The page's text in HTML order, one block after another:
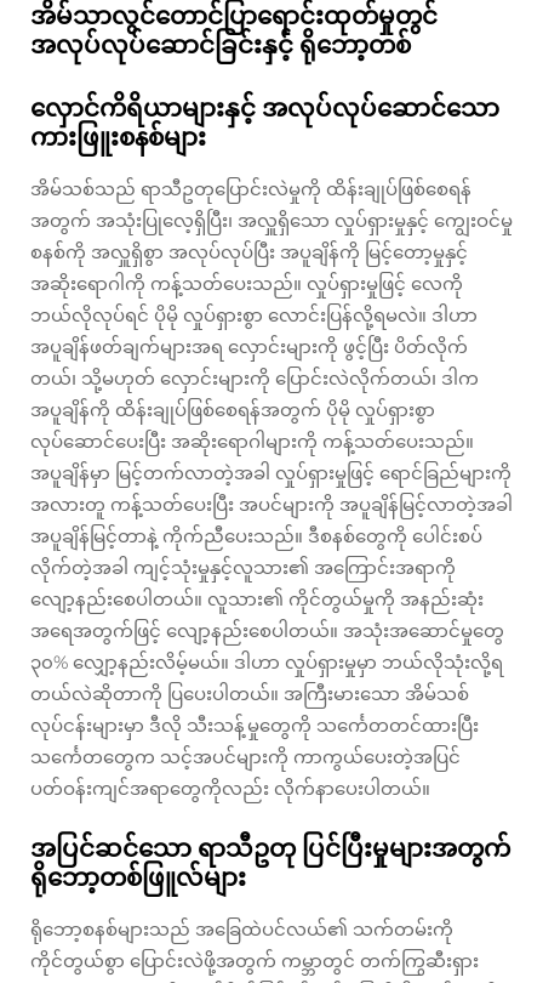
အိမ်သာလွင်တောင်ပြာရောင်းထုတ်မှုတွင်
အလုပ်လုပ်ဆောင်ခြင်းနှင့် ရိုဘော့တစ်
လှောင်ကိရိယာများနှင့် အလုပ်လုပ်ဆောင်သော
ကားဖြူးစနစ်များ
အိမ်သစ်သည် ရာသီဥတုပြောင်းလဲမှုကို ထိန်းချုပ်ဖြစ်စေရန်
အတွက် အသုံးပြုလေ့ရှိပြီး၊ အလှူရှိသော လှုပ်ရှားမှုနှင့် ကျွေးဝင်မှု
စနစ်ကို အလှူရှိစွာ အလုပ်လုပ်ပြီး အပူချိန်ကို မြင့်တော့မှုနှင့်
အဆိုးရောဂါကို ကန့်သတ်ပေးသည်။ လှုပ်ရှားမှုဖြင့် လေကို
ဘယ်လိုလုပ်ရင် ပိုမို လှုပ်ရှားစွာ လောင်းပြန်လို့ရမလဲ။ ဒါဟာ
အပူချိန်ဖတ်ချက်များအရ လှောင်းများကို ဖွင့်ပြီး ပိတ်လိုက်
တယ်၊ သို့မဟုတ် လှောင်းများကို ပြောင်းလဲလိုက်တယ်၊ ဒါက
အပူချိန်ကို ထိန်းချုပ်ဖြစ်စေရန်အတွက် ပိုမို လှုပ်ရှားစွာ
လုပ်ဆောင်ပေးပြီး အဆိုးရောဂါများကို ကန့်သတ်ပေးသည်။
အပူချိန်မှာ မြင့်တက်လာတဲ့အခါ လှုပ်ရှားမှုဖြင့် ရောင်ခြည်များကို
အလားတူ ကန့်သတ်ပေးပြီး အပင်များကို အပူချိန်မြင့်လာတဲ့အခါ
အပူချိန်မြင့်တာနဲ့ ကိုက်ညီပေးသည်။ ဒီစနစ်တွေကို ပေါင်းစပ်
လိုက်တဲ့အခါ ကျင့်သုံးမှုနှင့်လူသား၏ အကြောင်းအရာကို
လျော့နည်းစေပါတယ်။ လူသား၏ ကိုင်တွယ်မှုကို အနည်းဆုံး
အရေအတွက်ဖြင့် လျော့နည်းစေပါတယ်။ အသုံးအဆောင်မှုတွေ
၃၀% လျှော့နည်းလိမ့်မယ်။ ဒါဟာ လှုပ်ရှားမှုမှာ ဘယ်လိုသုံးလို့ရ
တယ်လဲဆိုတာကို ပြပေးပါတယ်။ အကြီးမားသော အိမ်သစ်
လုပ်ငန်းများမှာ ဒီလို သီးသန့်မှုတွေကို သင်္ကေတတင်ထားပြီး
သင်္ကေတတွေက သင့်အပင်များကို ကာကွယ်ပေးတဲ့အပြင်
ပတ်ဝန်းကျင်အရာတွေကိုလည်း လိုက်နာပေးပါတယ်။
အပြင်ဆင်သော ရာသီဥတု ပြင်ပြီးမှုများအတွက်
ရိုဘော့တစ်ဖြူလ်များ
ရိုဘော့စနစ်များသည် အခြေထဲပင်လယ်၏ သက်တမ်းကို
ကိုင်တွယ်စွာ ပြောင်းလဲဖို့အတွက် ကမ္ဘာတွင် တက်ကြွဆီးရှား